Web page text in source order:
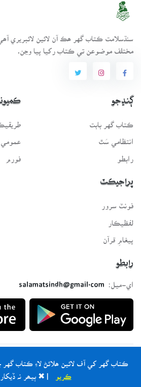
ڪتاب گهر کي آف لائين ھلائڻ لاءِ ڪتاب
| ✖ ٻيھر نہ
مختلف موضوعن تي ڪتاب رکيا پيا وڃن.
ڳنڍجو
ڪتاب گهر بابت
انتظامي سَٿ
رابطو
عمومي
فورم
پراجيڪٽ
فونٽ سرور
لفظيڪار
پيغامِ قرآن
رابطو
اي-ميل:
salamatsindh@gmail.com
Sindhis. Build bySindhSalamat team